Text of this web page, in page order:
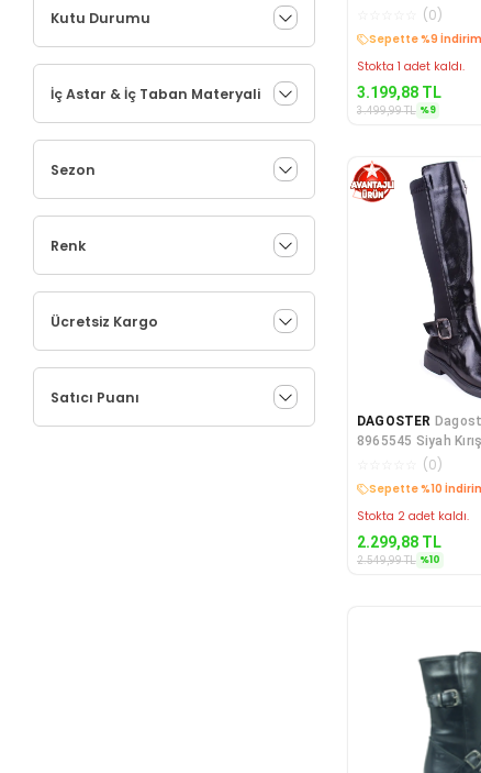
Kutu Durumu
İç Astar & İç Taban Materyali
Sezon
Renk
Ücretsiz Kargo
Satıcı Puanı
Waterproof Erkek
(0)
Kargo Bedava
Stokta 1 adet kaldı.
3.199,88 TL
3.499,99TL %9
DAGOSTER
8965545 Siyah
Düz Topuklu K
(0)
Kargo Bedava
Stokta 2 adet kaldı.
2.299,88 TL
2.549,99TL %10